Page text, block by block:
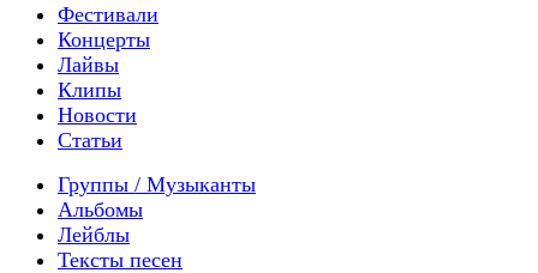
Фестивали
Концерты
Лайвы
Клипы
Новости
Статьи
Группы / Музыканты
Альбомы
Лейблы
Тексты песен